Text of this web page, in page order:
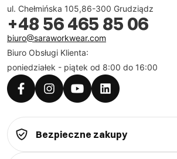
ul. Chełmińska 105,86-300 Grudziądz
+48 56 465 85 06
biuro@saraworkwear.com
Biuro Obsługi Klienta:
poniedziałek - piątek od 8:00 do 16:00
Bezpieczne zakupy